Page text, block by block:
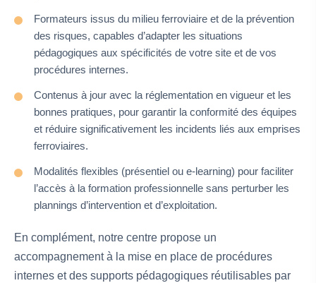
Formateurs issus du milieu ferroviaire et de la prévention
des risques, capables d’adapter les situations
pédagogiques aux spécificités de votre site et de vos
procédures internes.
Contenus à jour avec la réglementation en vigueur et les
bonnes pratiques, pour garantir la conformité des équipes
et réduire significativement les incidents liés aux emprises
ferroviaires.
Modalités flexibles (présentiel ou e-learning) pour faciliter
l’accès à la formation professionnelle sans perturber les
plannings d’intervention et d’exploitation.
En complément, notre centre propose un
accompagnement à la mise en place de procédures
internes et des supports pédagogiques réutilisables par